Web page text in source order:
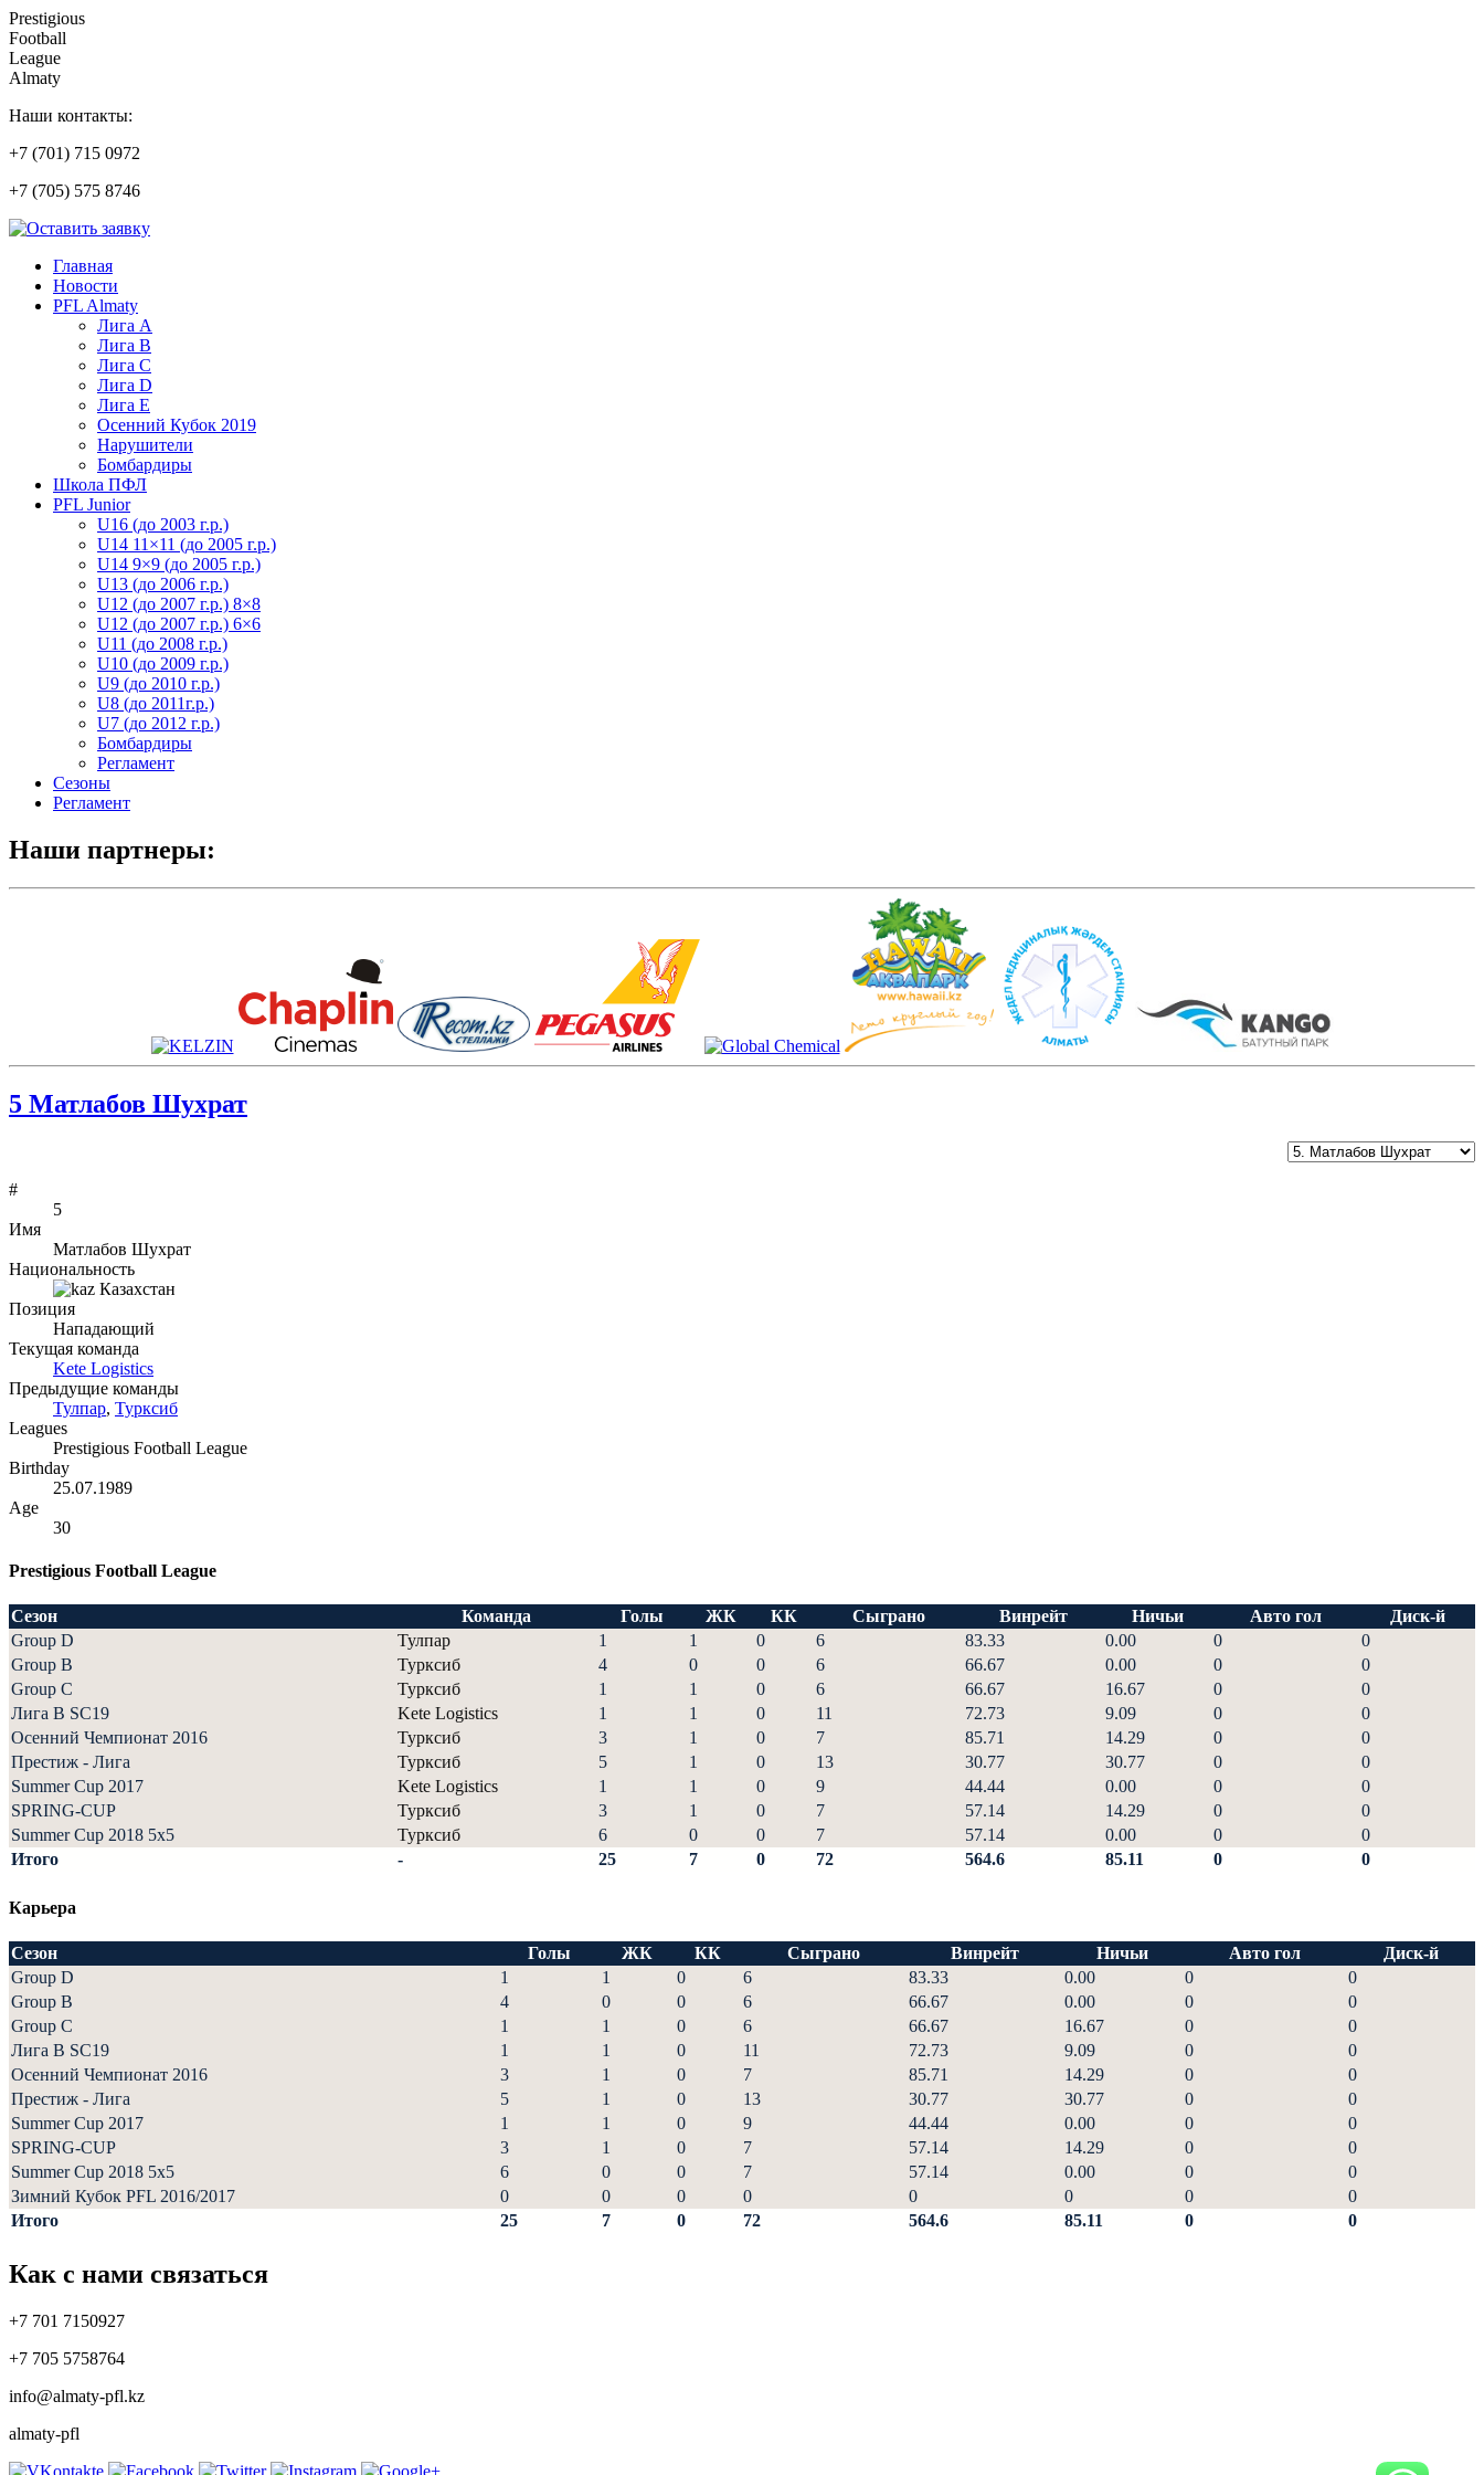
Prestigious
Football
League
Almaty
Наши контакты:
+7 (701) 715 0972
+7 (705) 575 8746
Главная
Новости
PFL Almaty
Лига A
Лига В
Лига С
Лига D
Лига Е
Осенний Кубок 2019
Нарушители
Бомбардиры
Школа ПФЛ
PFL Junior
U16 (до 2003 г.р.)
U14 11×11 (до 2005 г.р.)
U14 9×9 (до 2005 г.р.)
U13 (до 2006 г.р.)
U12 (до 2007 г.р.) 8×8
U12 (до 2007 г.р.) 6×6
U11 (до 2008 г.р.)
U10 (до 2009 г.р.)
U9 (до 2010 г.р.)
U8 (до 2011г.р.)
U7 (до 2012 г.р.)
Бомбардиры
Регламент
Сезоны
Регламент
Наши партнеры:
5 Матлабов Шухрат
#
5
Имя
Матлабов Шухрат
Национальность
Казахстан
Позиция
Нападающий
Текущая команда
Kete Logistics
Предыдущие команды
Тулпар, Турксиб
Leagues
Prestigious Football League
Birthday
25.07.1989
Age
30
Prestigious Football League
Сезон Команда Голы ЖК КК Сыграно Винрейт Ничьи Авто гол
Диск-й
Group D
Тулпар 1 1 0 6 83.33 0.00 0
0
Group B
Турксиб 4 0 0 6 66.67 0.00 0
0
Group C
Турксиб 1 1 0 6 66.67 16.67 0
0
Лига В SC19
Kete Logistics 1 1 0 11 72.73 9.09 0
0
Осенний Чемпионат 2016
Турксиб 3 1 0 7 85.71 14.29 0
0
Престиж - Лига
Турксиб 5 1 0 13 30.77 30.77 0
0
Summer Cup 2017
Kete Logistics 1 1 0 9 44.44 0.00 0
0
SPRING-CUP
Турксиб 3 1 0 7 57.14 14.29 0
0
Summer Cup 2018 5x5
Турксиб 6 0 0 7 57.14 0.00 0
0
Итого
- 25 7 0 72 564.6 85.11 0 0
Карьера
Сезон Голы ЖК КК Сыграно Винрейт Ничьи Авто гол
Диск-й
Group D
1 1 0 6 83.33 0.00 0
0
Group B
4 0 0 6 66.67 0.00 0
0
Group C
1 1 0 6 66.67 16.67 0
0
Лига В SC19
1 1 0 11 72.73 9.09 0
0
Осенний Чемпионат 2016
3 1 0 7 85.71 14.29 0
0
Престиж - Лига
5 1 0 13 30.77 30.77 0
0
Summer Cup 2017
1 1 0 9 44.44 0.00 0
0
SPRING-CUP
3 1 0 7 57.14 14.29 0
0
Summer Cup 2018 5x5
6 0 0 7 57.14 0.00 0
0
Зимний Кубок PFL 2016/2017
0 0 0 0 0 0 0
0
Итого
25 7 0 72 564.6 85.11 0 0
Как с нами связаться
+7 701 7150927
+7 705 5758764
info@almaty-pfl.kz
almaty-pfl